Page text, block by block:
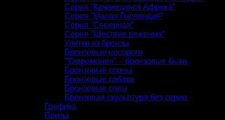
Серия "Качающаяся Африка"
Серия "Малая Голландия"
Серия "Северная"
Серия "Шествие ряженых"
Улитки из бронзы
Бронзовые носороги
"Тавромания" – бронзовые быки
Бронзовые слоны
Бронзовые собаки
Бронзовые совы
Бронзовая скульптура без серии
Графика
Призы